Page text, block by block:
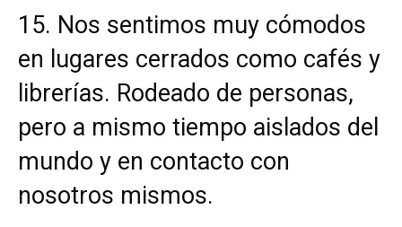
15. Nos sentimos muy cómodos
en lugares cerrados como cafés y
librerías. Rodeado de personas,
pero a mismo tiempo aislados del
mundo y en contacto con
nosotros mismos.